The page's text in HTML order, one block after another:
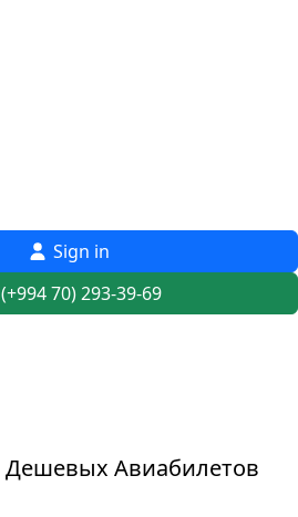
Sign in
(+994 70) 293-39-69